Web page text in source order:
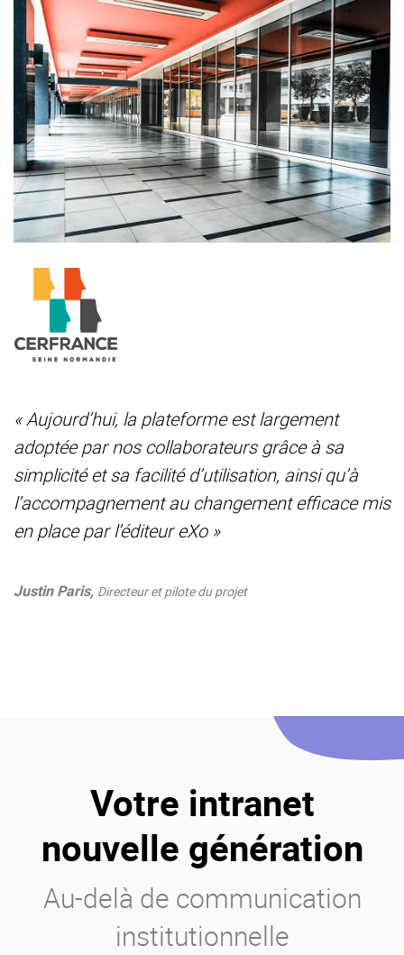
« Aujourd’hui, la plateforme est largement
adoptée par nos collaborateurs grâce à sa
simplicité et sa facilité d’utilisation, ainsi qu’à
l’accompagnement au changement efficace mis
en place par l’éditeur eXo »
Justin Paris, Directeur et pilote du projet
Votre intranet
nouvelle génération
Au-delà de communication
institutionnelle